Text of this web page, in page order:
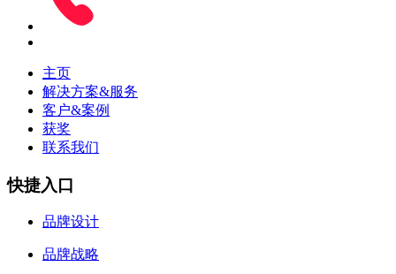
主页
解决方案&服务
客户&案例
获奖
联系我们
快捷入口
品牌设计
品牌战略